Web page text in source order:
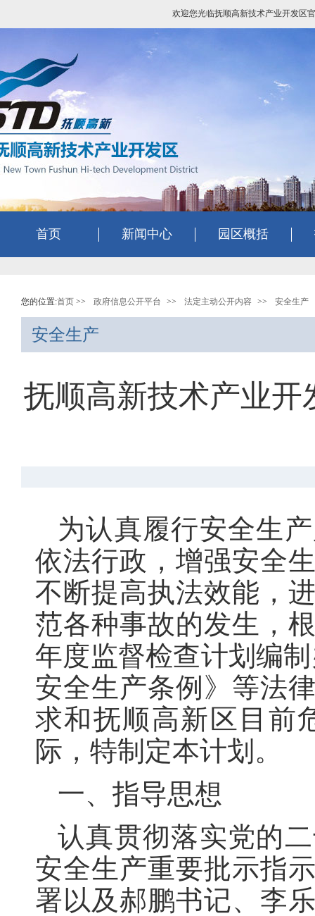
欢迎您光临抚顺高新技术产业开发区
首页 新闻中心 园区概括
您的位置:首页 >> 政府信息公开平台 >> 法定主动公开内容 >> 安全生产
安全生产
抚顺高新技术产业开
为认真履行安全生
依法行政，增强安全
不断提高执法效能，
范各种事故的发生，
年度监督检查计划编
安全生产条例》等法
求和抚顺高新区目前
际，特制定本计划。
一、指导思想
认真贯彻落实党的
安全生产重要批示指
署以及郝鹏书记、李